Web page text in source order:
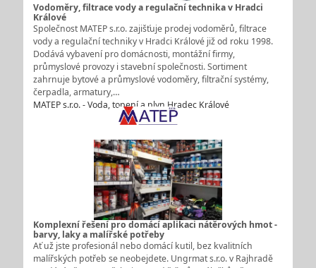
Vodoměry, filtrace vody a regulační technika v Hradci
Králové
Společnost MATEP s.r.o. zajišťuje prodej vodoměrů, filtrace
vody a regulační techniky v Hradci Králové již od roku 1998.
Dodává vybavení pro domácnosti, montážní firmy,
průmyslové provozy i stavební společnosti. Sortiment
zahrnuje bytové a průmyslové vodoměry, filtrační systémy,
čerpadla, armatury,…
MATEP s.r.o. - Voda, topení a plyn Hradec Králové
Komplexní řešení pro domácí aplikaci nátěrových hmot -
barvy, laky a malířské potřeby
Ať už jste profesionál nebo domácí kutil, bez kvalitních
malířských potřeb se neobejdete. Ungrmat s.r.o. v Rajhradě